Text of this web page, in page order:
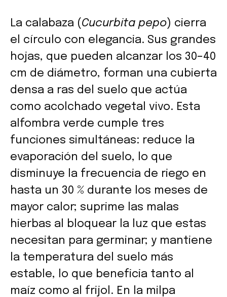
La calabaza (Cucurbita pepo) cierra
el círculo con elegancia. Sus grandes
hojas, que pueden alcanzar los 30–40
cm de diámetro, forman una cubierta
densa a ras del suelo que actúa
como acolchado vegetal vivo. Esta
alfombra verde cumple tres
funciones simultáneas: reduce la
evaporación del suelo, lo que
disminuye la frecuencia de riego en
hasta un 30 % durante los meses de
mayor calor; suprime las malas
hierbas al bloquear la luz que estas
necesitan para germinar; y mantiene
la temperatura del suelo más
estable, lo que beneficia tanto al
maíz como al frijol. En la milpa